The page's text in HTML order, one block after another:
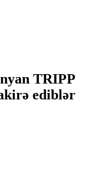
TRIPP
ediblər